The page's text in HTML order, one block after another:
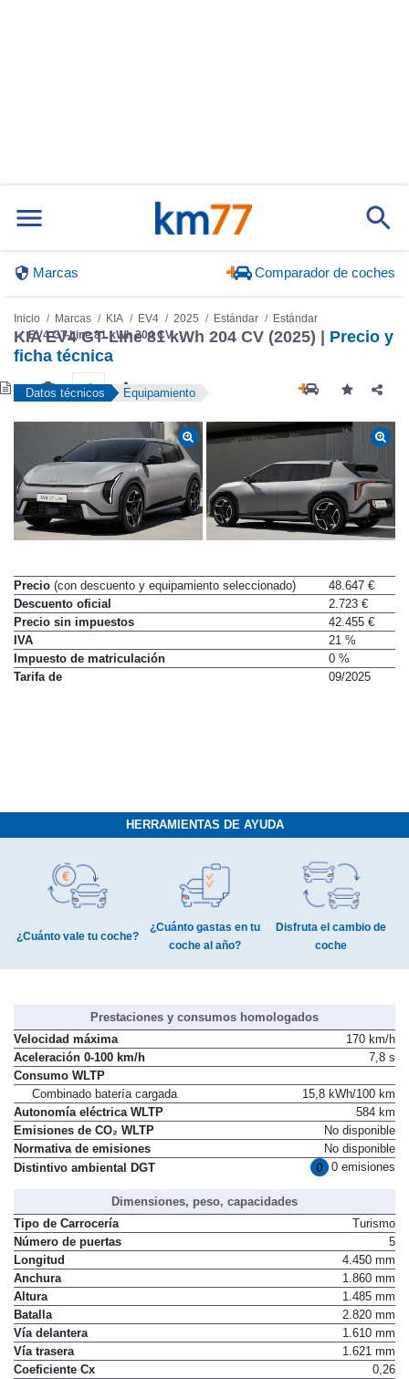
Marcas Comparador de coches
Inicio Marcas KIA EV4 2025 Estándar
Estándar
EV4 GT-Line 81 kWh 204 CV
KIA EV4 GT-Line 81 kWh 204 CV (2025) | Precio y
ficha técnica
Datos técnicos Equipamiento
Precio (con descuento y equipamiento seleccionado)
48.647 €
Descuento oficial
2.723 €
Precio sin impuestos
42.455 €
IVA
21 %
Impuesto de matriculación
0 %
Tarifa de
09/2025
HERRAMIENTAS DE AYUDA
¿Cuánto vale tu coche?
¿Cuánto gastas en tu
coche al año?
Disfruta el cambio de
coche
Prestaciones y consumos homologados
Velocidad máxima
170 km/h
Aceleración 0-100 km/h
7,8 s
Consumo WLTP
Combinado batería cargada
15,8 kWh/100 km
Autonomía eléctrica WLTP
584 km
Emisiones de CO₂ WLTP
No disponible
Normativa de emisiones
No disponible
Distintivo ambiental DGT
0 emisiones
Dimensiones, peso, capacidades
Tipo de Carrocería
Turismo
Número de puertas
5
Longitud
4.450 mm
Anchura
1.860 mm
Altura
1.485 mm
Batalla
2.820 mm
Vía delantera
1.610 mm
Vía trasera
1.621 mm
Coeficiente Cx
0,26